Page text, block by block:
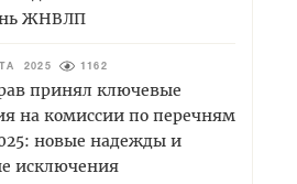
ЖНВЛП
2025 1162
принял ключевые
на комиссии по перечням
новые надежды и
исключения